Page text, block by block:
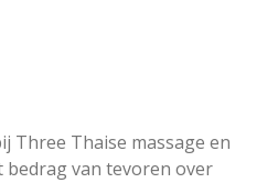
Three Thaise massage en
van tevoren over